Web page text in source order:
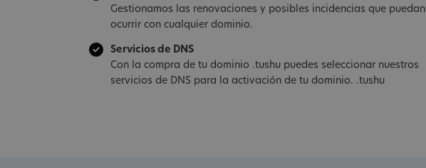
Gestionamos las renovaciones y posibles incidencias que puedan
ocurrir con cualquier dominio.
Servicios de DNS
Con la compra de tu dominio .tushu puedes seleccionar nuestros
servicios de DNS para la activación de tu dominio. .tushu